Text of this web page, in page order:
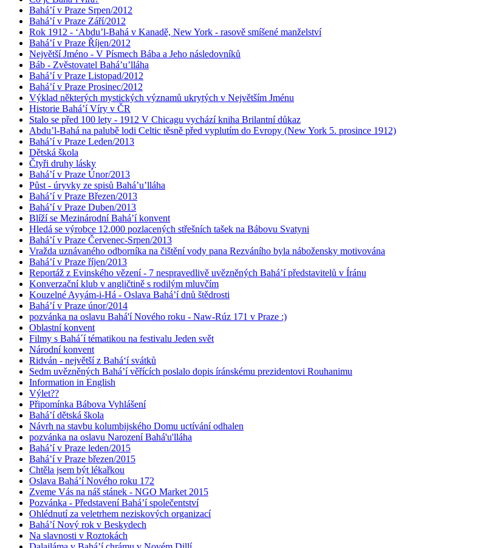
Bahá’í v Praze Srpen/2012
Bahá’í v Praze Září/2012
Rok 1912 - ‘Abdu’l-Bahá v Kanadě, New York - rasově smíšené manželství
Bahá’í v Praze Říjen/2012
Největší Jméno - V Písmech Bába a Jeho následovníků
Báb - Zvěstovatel Bahá’u’lláha
Bahá’í v Praze Listopad/2012
Bahá’í v Praze Prosinec/2012
Výklad některých mystických významů ukrytých v Největším Jménu
Historie Bahá’í Víry v ČR
Stalo se před 100 lety - 1912 V Chicagu vychází kniha Brilantní důkaz
Abdu’l-Bahá na palubě lodi Celtic těsně před vyplutím do Evropy (New York 5. prosince 1912)
Bahá’í v Praze Leden/2013
Dětská škola
Čtyři druhy lásky
Bahá’í v Praze Únor/2013
Půst - úryvky ze spisů Bahá’u’lláha
Bahá’í v Praze Březen/2013
Bahá’í v Praze Duben/2013
Blíží se Mezinárodní Bahá’í konvent
Hledá se výrobce 12.000 pozlacených střešních tašek na Bábovu Svatyni
Bahá’í v Praze Červenec-Srpen/2013
Vražda uznávaného odborníka na čištění vody pana Rezváního byla nábožensky motivována
Bahá’í v Praze říjen/2013
Reportáž z Evinského vězení - 7 nespravedlivě uvězněných Bahá’í představitelů v Íránu
Konverzační klub v angličtině s rodilým mluvčím
Kouzelné Ayyám-i-Há - Oslava Bahá’í dnů štědrosti
Bahá’í v Praze únor/2014
pozvánka na oslavu Bahá'í Nového roku - Naw-Rúz 171 v Praze :)
Oblastní konvent
Filmy s Bahá´í tématikou na festivalu Jeden svět
Národní konvent
Ridván - největší z Bahá‘í svátků
Sedm uvězněných Bahá’í věřících poslalo dopis íránskému prezidentovi Rouhanimu
Information in English
Výlet??
Připomínka Bábova Vyhlášení
Bahá’í dětská škola
Návrh na stavbu kolumbijského Domu uctívání odhalen
pozvánka na oslavu Narození Bahá'u'lláha
Bahá’í v Praze leden/2015
Bahá’í v Praze březen/2015
Chtěla jsem být lékařkou
Oslava Bahá’í Nového roku 172
Zveme Vás na náš stánek - NGO Market 2015
Pozvánka - Představení Bahá’í společentství
Ohlédnutí za veletrhem neziskových organizací
Bahá’í Nový rok v Beskydech
Na slavnosti v Roztokách